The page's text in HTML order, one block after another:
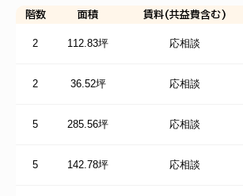
階数 面積 賃料(共益費含む)
2 112.83坪 応相談
2 36.52坪 応相談
5 285.56坪 応相談
5 142.78坪 応相談